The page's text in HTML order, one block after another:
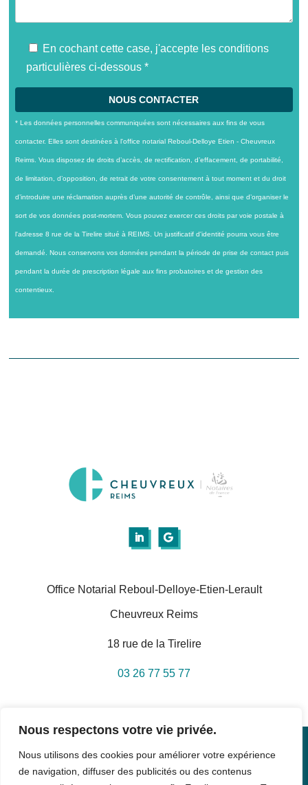
Nous respectons votre vie privée.
Nous utilisons des cookies pour améliorer votre expérience
de navigation, diffuser des publicités ou des contenus
En cochant cette case, j'accepte les conditions
particulières ci-dessous *
* Les données personnelles communiquées sont nécessaires aux fins de vous
contacter. Elles sont destinées à l'office notarial Reboul-Delloye Etien - Cheuvreux
Reims. Vous disposez de droits d’accès, de rectification, d’effacement, de portabilité,
de limitation, d’opposition, de retrait de votre consentement à tout moment et du droit
d’introduire une réclamation auprès d’une autorité de contrôle, ainsi que d’organiser le
sort de vos données post-mortem. Vous pouvez exercer ces droits par voie postale à
l'adresse 8 rue de la Tirelire situé à REIMS. Un justificatif d'identité pourra vous être
demandé. Nous conservons vos données pendant la période de prise de contact puis
pendant la durée de prescription légale aux fins probatoires et de gestion des
contentieux.
Office Notarial Reboul-Delloye-Etien-Lerault
Cheuvreux Reims
18 rue de la Tirelire
03 26 77 55 77